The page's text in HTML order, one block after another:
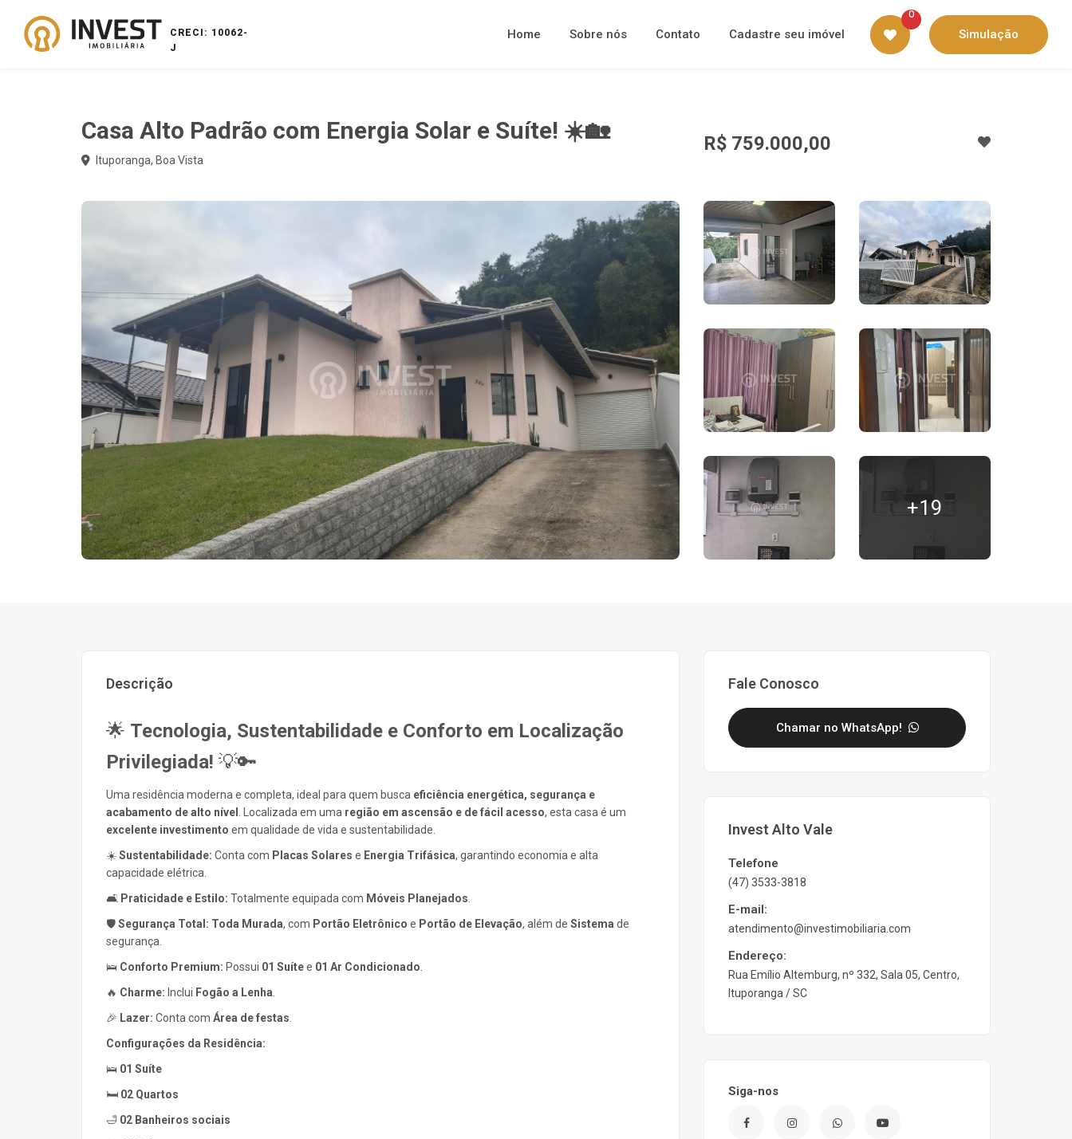
CRECI: 10062-
J
Home Sobre nós Contato Cadastre seu imóvel
0
Simulação
Casa Alto Padrão com Energia Solar e Suíte! ☀️🏡
Ituporanga, Boa Vista
R$ 759.000,00
+19
Descrição
🌟 Tecnologia, Sustentabilidade e Conforto em Localização
Privilegiada! 💡🔑
Uma residência moderna e completa, ideal para quem busca eficiência energética, segurança e
acabamento de alto nível
. Localizada em uma região em ascensão e de fácil acesso, esta casa é um
excelente investimento em qualidade de vida e sustentabilidade.
☀️Sustentabilidade: Conta com Placas Solares e Energia Trifásica, garantindo economia e alta
capacidade elétrica.
🛋️ Praticidade e Estilo: Totalmente equipada com Móveis Planejados
🛡️Segurança Total: Toda Murada, com Portão Eletrônico e Portão de Elevação, além de Sistema de
segurança.
🛌 Conforto Premium: Possui 01 Suítee 01 Ar Condicionado
🔥 Charme: Inclui Fogão a Lenha
🎉 Lazer: Conta com Área de festas
Configurações da Residência:
🛌 01 Suíte
🛏️ 02 Quartos
🛁 02 Banheiros sociais
Fale Conosco
Chamar no WhatsApp!
Invest Alto Vale
Telefone
(47) 3533-3818
E-mail:
atendimento@investimobiliaria.com
Endereço:
Rua Emílio Altemburg, nº 332, Sala 05, Centro,
Ituporanga / SC
Siga-nos